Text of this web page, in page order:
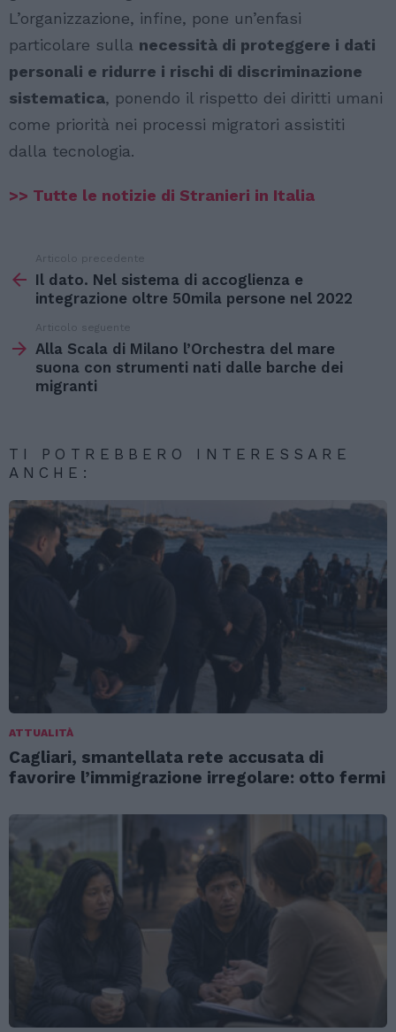
L’organizzazione, infine, pone un’enfasi
particolare sulla necessità di proteggere i dati
personali e ridurre i rischi di discriminazione
sistematica, ponendo il rispetto dei diritti umani
come priorità nei processi migratori assistiti
dalla tecnologia.
>> Tutte le notizie di Stranieri in Italia
di
Articolo precedente
Il dato. Nel sistema di accoglienza e
integrazione oltre 50mila persone nel 2022
Articolo seguente
Alla Scala di Milano l’Orchestra del mare
suona con strumenti nati dalle barche dei
migranti
TI POTREBBERO INTERESSARE
ANCHE:
ATTUALITÀ
Cagliari, smantellata rete accusata di
favorire l’immigrazione irregolare: otto fermi